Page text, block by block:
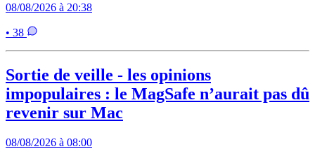
08/08/2026 à 20:38
• 38
Sortie de veille - les opinions
impopulaires : le MagSafe n’aurait pas dû
revenir sur Mac
08/08/2026 à 08:00